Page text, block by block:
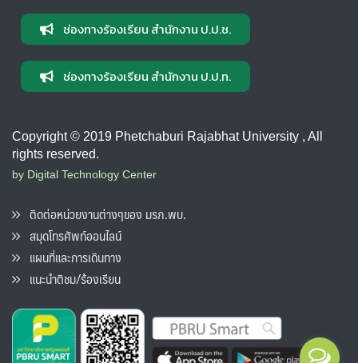
ช่องทางร้องเรียน สำนักงาน ป.ป.ช.
ช่องทางร้องเรียน สำนักงาน ป.ป.ท.
Copyright © 2019 Phetchaburi Rajabhat University , All
rights reserved.
by Digital Technology Center
ติดต่อหน่วยงานต่างๆของ มรภ.พบ.
สมุดโทรศัพท์ออนไลน์
แผนที่และการเดินทาง
แนะนำติชม/ร้องเรียน